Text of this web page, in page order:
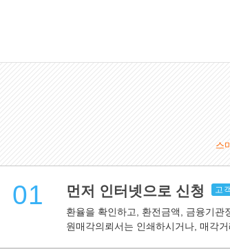
스
01 먼저 인터넷으로 신청 고
환율을 확인하고, 환전금액, 금융기관
원매각의뢰서는 인쇄하시거나, 매각